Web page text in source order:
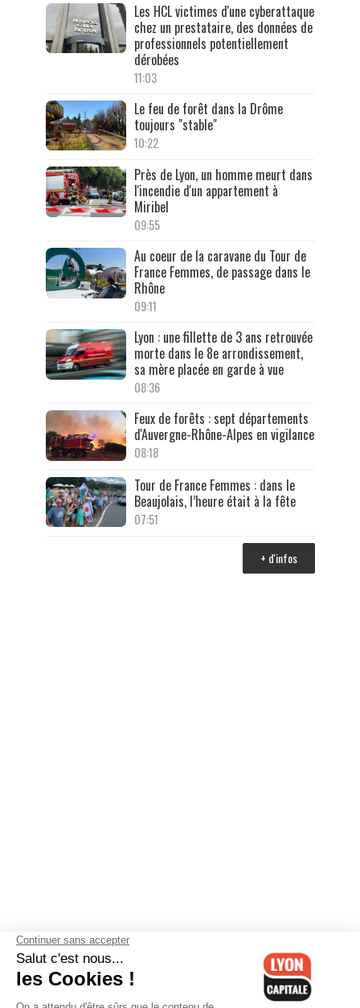
Les HCL victimes d'une cyberattaque
chez un prestataire, des données de
professionnels potentiellement
dérobées
11:03
Le feu de forêt dans la Drôme
toujours "stable"
10:22
Près de Lyon, un homme meurt dans
l'incendie d'un appartement à
Miribel
09:55
Au coeur de la caravane du Tour de
France Femmes, de passage dans le
Rhône
09:11
Lyon : une fillette de 3 ans retrouvée
morte dans le 8e arrondissement,
sa mère placée en garde à vue
08:36
Feux de forêts : sept départements
d'Auvergne-Rhône-Alpes en vigilance
08:18
Tour de France Femmes : dans le
Beaujolais, l’heure était à la fête
07:51
+ d'infos